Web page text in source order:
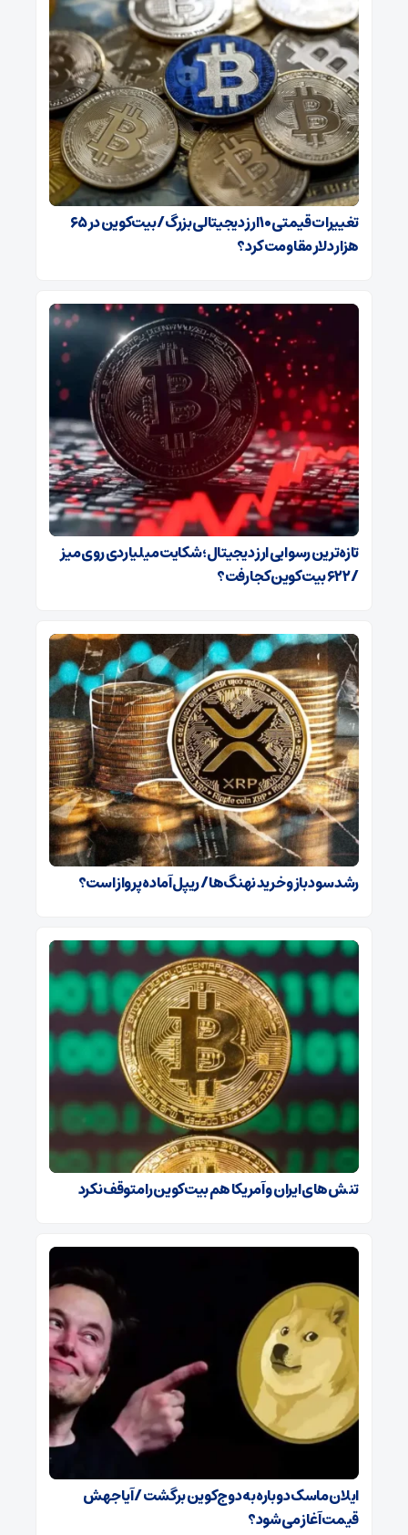
تغییرات قیمتی ۱۰ ارز دیجیتالی بزرگ/ بیت‌کوین در ۶۵
هزار دلار مقاومت کرد؟
تازه‌ترین رسوایی ارز دیجیتال؛ شکایت میلیاردی روی میز
/ ۶۲۲ بیت‌کوین کجا رفت؟
رشد سود باز و خرید نهنگ‌ها / ریپل آماده پرواز است؟
تنش‌های ایران و آمریکا هم بیت‌کوین را متوقف نکرد
ایلان ماسک دوباره به دوج‌کوین برگشت / آیا جهش
قیمت آغاز می‌شود؟